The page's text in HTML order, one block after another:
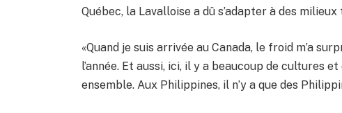
Québec, la Lavalloise a dû s’adapter à des
«Quand je suis arrivée au Canada, le froid m’a
l’année. Et aussi, ici, il y a beaucoup de cultures
ensemble. Aux Philippines, il n’y a que des